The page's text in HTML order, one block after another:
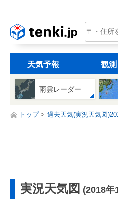
tenki.jp
天気予報 観測
雨雲レーダー
トップ 過去天気(実況天気図
実況天気図 (2018年